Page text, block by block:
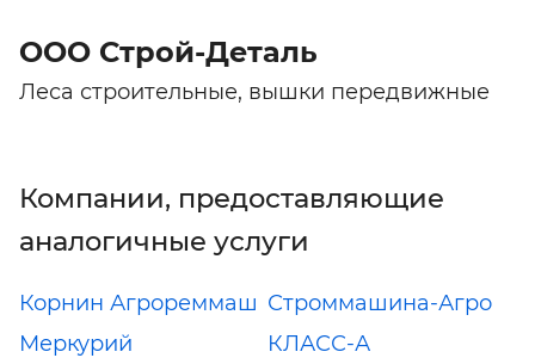
ООО Строй-Деталь
Леса строительные, вышки передвижные
Компании, предоставляющие
аналогичные услуги
Корнин Агрореммаш Строммашина-Агро
Меркурий
КЛАСС-А